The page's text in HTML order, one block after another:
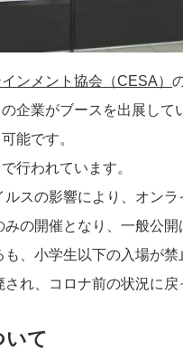
ンメント協会（CESA）
企業がブースを出展して
能です。
行われています。
スの影響により、オンラ
の開催となり、一般公開
、小学生以下の入場が禁
れ、コロナ前の状況に戻
いて